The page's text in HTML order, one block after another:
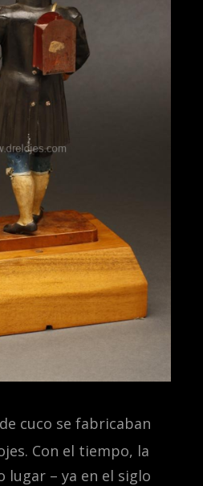
cuco se fabricaban
Con el tiempo, la
lugar – ya en el siglo